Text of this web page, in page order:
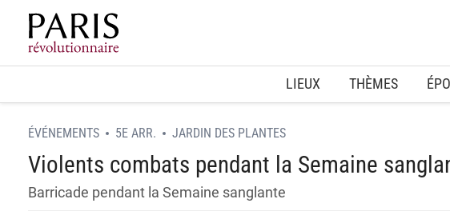
Home
LIEUX THÈMES
ÉVÉNEMENTS 5E ARR. JARDIN DES PLANTES
Violents combats pendant la Semaine
Barricade pendant la Semaine sanglante